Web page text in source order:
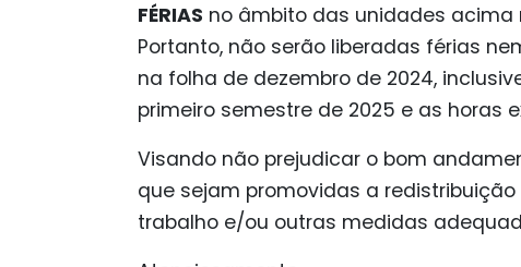
FÉRIAS no âmbito das unidades acima
Portanto, não serão liberadas férias
na folha de dezembro de 2024,
primeiro semestre de 2025 e as horas
Visando não prejudicar o bom
que sejam promovidas a
trabalho e/ou outras medidas